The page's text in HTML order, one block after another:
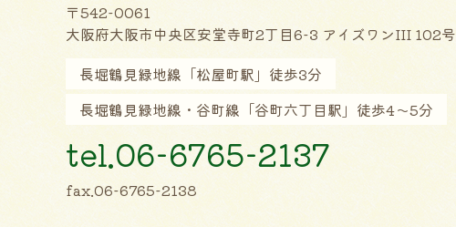
〒542-0061
大阪府大阪市中央区安堂寺町2丁目6-3 アイズワンIII 102号
長堀鶴見緑地線「松屋町駅」徒歩3分
長堀鶴見緑地線・谷町線「谷町六丁目駅」徒歩4〜5分
tel.06-6765-2137
fax.06-6765-2138